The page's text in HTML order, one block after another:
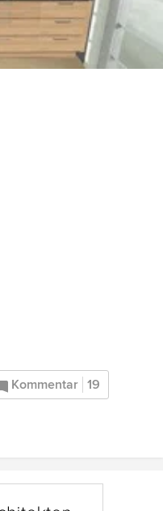
Kommentar 19